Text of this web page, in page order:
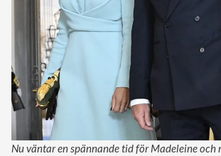
Nu väntar en spännande tid för Madeleine och